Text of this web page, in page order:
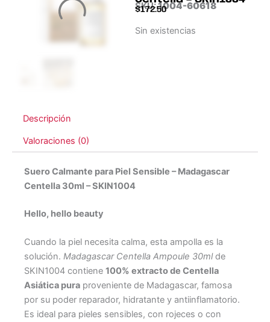
SKU:1004-60618
$172.50
Sin existencias
Descripción
Valoraciones (0)
Suero Calmante para Piel Sensible – Madagascar
Centella 30ml – SKIN1004
Hello, hello beauty
Cuando la piel necesita calma, esta ampolla es la
solución. Madagascar Centella Ampoule 30mlde
SKIN1004 contiene 100% extracto de Centella
Asiática pura proveniente de Madagascar, famosa
por su poder reparador, hidratante y antiinflamatorio.
Es ideal para pieles sensibles, con rojeces o con